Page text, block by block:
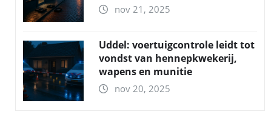
nov 21, 2025
Uddel: voertuigcontrole leidt tot
vondst van hennepkwekerij,
wapens en munitie
nov 20, 2025